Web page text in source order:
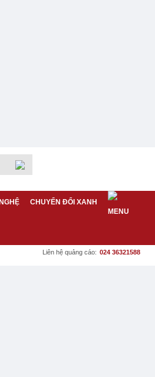
CHUYỂN ĐỔI XANH
Liên hệ quảng cáo: 024 36321588